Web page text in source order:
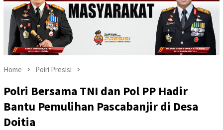
Home Polri Presisi
Polri Bersama TNI dan Pol PP Hadir
Bantu Pemulihan Pascabanjir di Desa
Doitia